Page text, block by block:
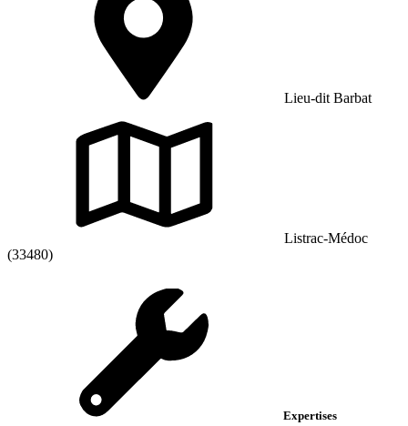
Lieu-dit Barbat
Listrac-Médoc
(33480)
Expertises